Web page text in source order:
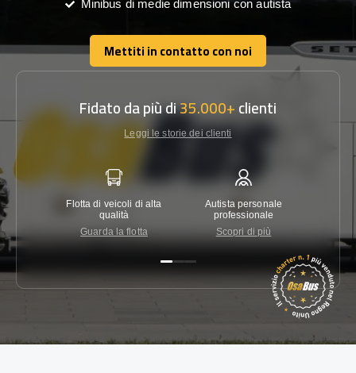
Minibus di medie dimensioni con autista
Mettiti in contatto con noi
Mettiti in contatto con noi
Fidato da più di35.000+clienti
Leggi le storie dei clienti
Flotta di veicoli di alta
qualità
Guarda la flotta
Autista personale
professionale
Scopri di più